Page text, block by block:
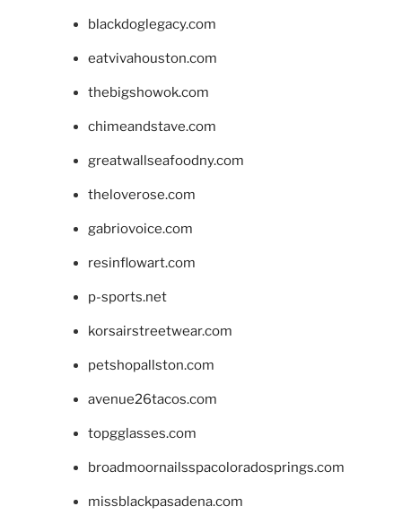
blackdoglegacy.com
eatvivahouston.com
thebigshowok.com
chimeandstave.com
greatwallseafoodny.com
theloverose.com
gabriovoice.com
resinflowart.com
p-sports.net
korsairstreetwear.com
petshopallston.com
avenue26tacos.com
topgglasses.com
broadmoornailsspacoloradosprings.com
missblackpasadena.com